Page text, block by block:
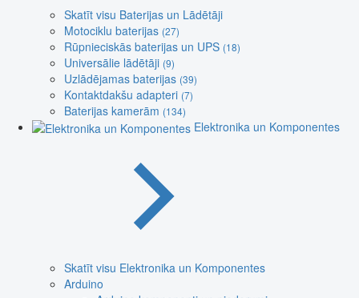
Skatīt visu Baterijas un Lādētāji
Motociklu baterijas (27)
Rūpnieciskās baterijas un UPS (18)
Universālie lādētāji (9)
Uzlādējamas baterijas (39)
Kontaktdakšu adapteri (7)
Baterijas kamerām (134)
Elektronika un Komponentes
Skatīt visu Elektronika un Komponentes
Arduino